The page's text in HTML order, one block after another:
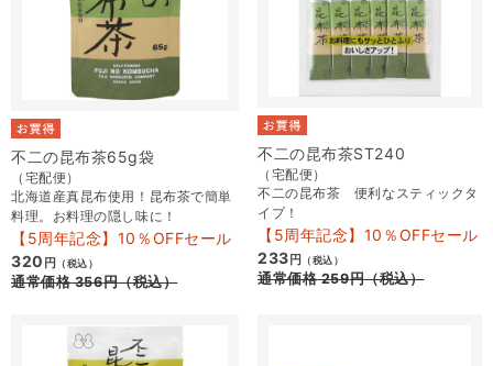
不二の昆布茶65g袋
（宅配便）
北海道産真昆布使用！昆布茶で簡単
料理。お料理の隠し味に！
【5周年記念】10％OFFセール
320 円 （税込）
通常価格356円（税込）
不二の昆布茶ST240
（宅配便）
不二の昆布茶 便利なスティックタ
イプ！
【5周年記念】10％OFFセール
233 円 （税込）
通常価格259円（税込）